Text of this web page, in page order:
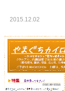
2015.12.02